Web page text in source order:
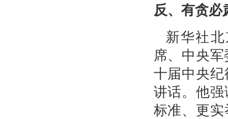
反、有贪必
新华社
席、中央
十届中央
讲话。他
标准、更